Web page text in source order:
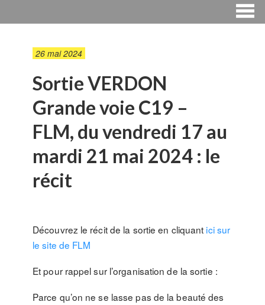
26 mai 2024
Sortie VERDON
Grande voie C19 –
FLM, du vendredi 17 au
mardi 21 mai 2024 : le
récit
Découvrez le récit de la sortie en cliquant ici sur
le site de FLM
Et pour rappel sur l’organisation de la sortie :
Parce qu’on ne se lasse pas de la beauté des